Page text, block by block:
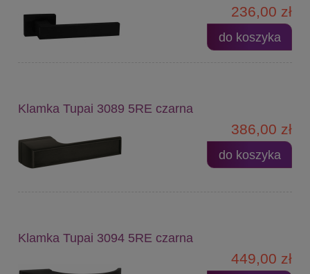
236,00 zł
do koszyka
Klamka Tupai 3089 5RE czarna
386,00 zł
do koszyka
Klamka Tupai 3094 5RE czarna
449,00 zł